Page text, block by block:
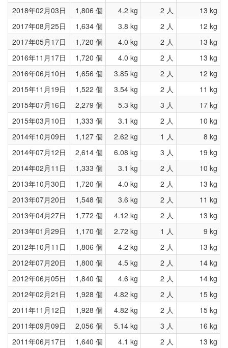
2018年02月03日
1,806 個 4.2 kg 2 人
13 kg
2017年08月25日
1,634 個 3.8 kg 2 人
12 kg
2017年05月17日
1,720 個 4.0 kg 2 人
13 kg
2016年11月17日
1,720 個 4.0 kg 2 人
13 kg
2016年06月10日
1,656 個 3.85 kg 2 人
12 kg
2015年11月19日
1,522 個 3.54 kg 2 人
11 kg
2015年07月16日
2,279 個 5.3 kg 3 人
17 kg
2015年03月10日
1,333 個 3.1 kg 2 人
10 kg
2014年10月09日
1,127 個 2.62 kg 1 人
8 kg
2014年07月12日
2,614 個 6.08 kg 3 人
19 kg
2014年02月11日
1,333 個 3.1 kg 2 人
10 kg
2013年10月30日
1,720 個 4.0 kg 2 人
13 kg
2013年07月20日
1,548 個 3.6 kg 2 人
11 kg
2013年04月27日
1,772 個 4.12 kg 2 人
13 kg
2013年01月29日
1,170 個 2.72 kg 1 人
9 kg
2012年10月11日
1,806 個 4.2 kg 2 人
13 kg
2012年07月20日
1,800 個 4.5 kg 2 人
14 kg
2012年06月05日
1,840 個 4.6 kg 2 人
14 kg
2012年02月21日
1,928 個 4.82 kg 2 人
15 kg
2011年11月12日
1,928 個 4.82 kg 2 人
15 kg
2011年09月09日
2,056 個 5.14 kg 3 人
16 kg
2011年06月17日
1,640 個 4.1 kg 2 人
13 kg